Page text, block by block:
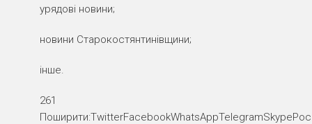
урядові новини;
новини Старокостянтинівщини;
інше.
261